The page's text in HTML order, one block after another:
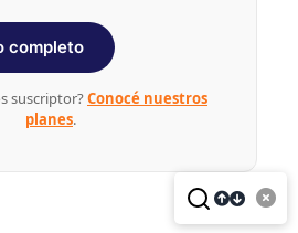
completo
suscriptor?Conocé nuestros
planes.